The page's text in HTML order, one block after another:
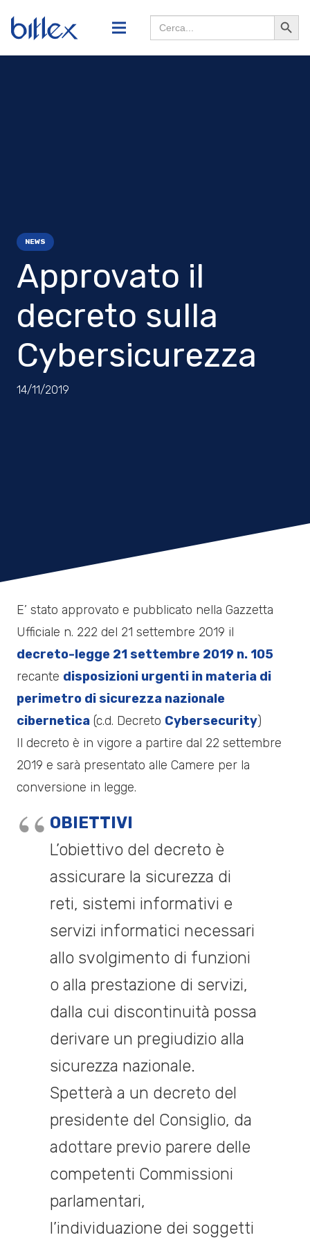
Search
for:
NEWS
Approvato il
decreto sulla
Cybersicurezza
14/11/2019
E’ stato approvato e pubblicato nella Gazzetta
Ufficiale n. 222 del 21 settembre 2019 il
decreto-legge 21 settembre 2019 n. 105
recante disposizioni urgenti in materia di
perimetro di sicurezza nazionale
cibernetica (c.d. Decreto Cybersecurity)
Il decreto è in vigore a partire dal 22 settembre
2019 e sarà presentato alle Camere per la
conversione in legge.
OBIETTIVI
L’obiettivo del decreto è
assicurare la sicurezza di
reti, sistemi informativi e
servizi informatici necessari
allo svolgimento di funzioni
o alla prestazione di servizi,
dalla cui discontinuità possa
derivare un pregiudizio alla
sicurezza nazionale.
Spetterà a un decreto del
presidente del Consiglio, da
adottare previo parere delle
competenti Commissioni
parlamentari,
l’individuazione dei soggetti